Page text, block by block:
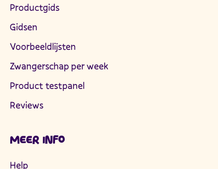
Productgids
Gidsen
Voorbeeldlijsten
Zwangerschap per week
Product testpanel
Reviews
MEER INFO
Help